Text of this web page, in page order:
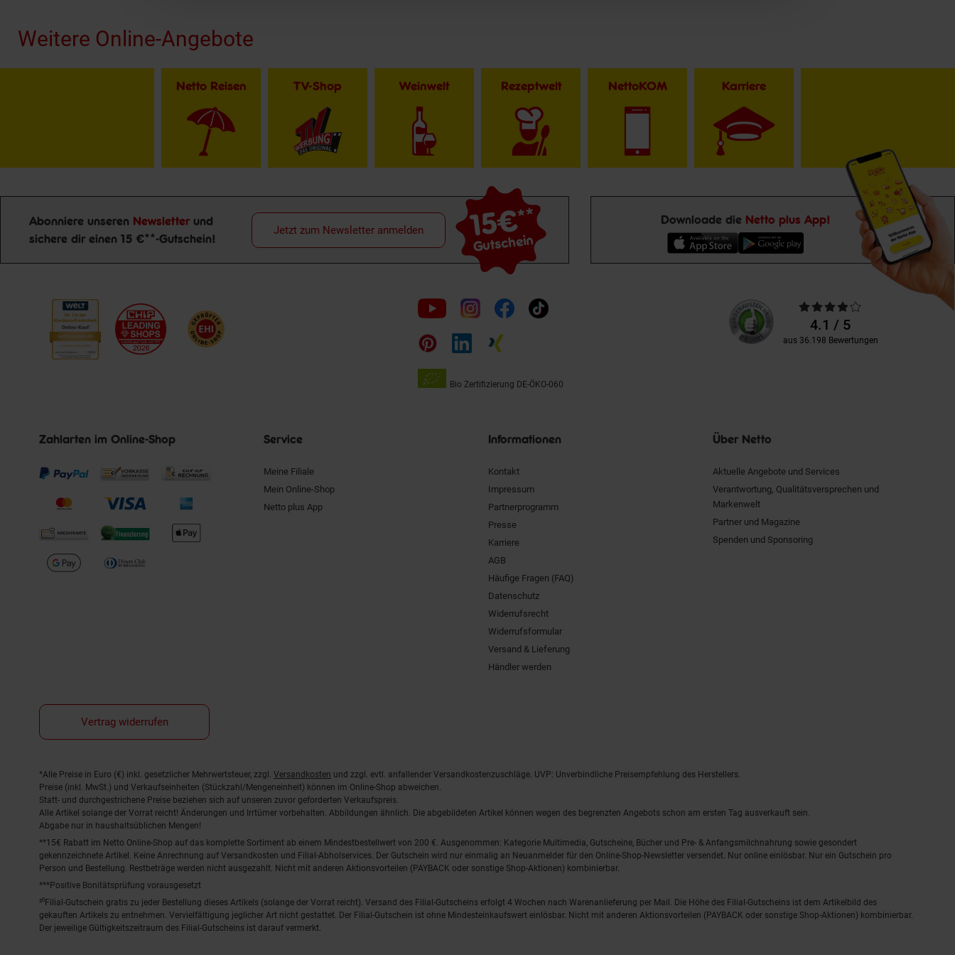
Weitere Online-Angebote
Netto Reisen TV-Shop Weinwelt Rezeptwelt NettoKOM Karriere
Newsletter Anmeldung
Abonniere unseren Newsletter und
sichere dir einen 15 €**-Gutschein!
15€**
Gutschein
Jetzt zum Newsletter anmelden
Downloade die Netto plus App!
Folge
uns
auf
Bio Zertifizierung DE-ÖKO-060
Unsere
Kundenbewertungen
Durchschnittliche
Bewertungen4.1 / 5
aus 36.198 Bewertungen
Zahlarten im Online-Shop Service
Meine Filiale
Mein Online-Shop
Netto plus App
Informationen
Kontakt
Impressum
Partnerprogramm
Presse
Karriere
AGB
Häufige Fragen (FAQ)
Datenschutz
Widerrufsrecht
Widerrufsformular
Versand & Lieferung
Händler werden
Über Netto
Aktuelle Angebote und Services
Verantwortung, Qualitätsversprechen und
Markenwelt
Partner und Magazine
Spenden und Sponsoring
Vertrag widerrufen
Fußnoten
*Alle Preise in Euro (€) inkl. gesetzlicher Mehrwertsteuer, zzgl. Versandkosten und zzgl. evtl. anfallender Versandkostenzuschläge. UVP: Unverbindliche Preisempfehlung des Herstellers.
Preise (inkl. MwSt.) und Verkaufseinheiten (Stückzahl/Mengeneinheit) können im Online-Shop abweichen.
Statt- und durchgestrichene Preise beziehen sich auf unseren zuvor geforderten Verkaufspreis.
Alle Artikel solange der Vorrat reicht! Änderungen und Irrtümer vorbehalten. Abbildungen ähnlich. Die abgebildeten Artikel können wegen des begrenzten Angebots schon am ersten Tag ausverkauft sein.
Abgabe nur in haushaltsüblichen Mengen!
**15€ Rabatt im Netto Online-Shop auf das komplette Sortiment ab einem Mindestbestellwert von 200 €. Ausgenommen: Kategorie Multimedia, Gutscheine, Bücher und Pre- & Anfangsmilchnahrung sowie gesondert
gekennzeichnete Artikel. Keine Anrechnung auf Versandkosten und Filial-Abholservices. Der Gutschein wird nur einmalig an Neuanmelder für den Online-Shop-Newsletter versendet. Nur online einlösbar. Nur ein Gutschein pro
Person und Bestellung. Restbeträge werden nicht ausgezahlt. Nicht mit anderen Aktionsvorteilen (PAYBACK oder sonstige Shop-Aktionen) kombinierbar.
***Positive Bonitätsprüfung vorausgesetzt
²⁰Filial-Gutschein gratis zu jeder Bestellung dieses Artikels (solange der Vorrat reicht). Versand des Filial-Gutscheins erfolgt 4 Wochen nach Warenanlieferung per Mail. Die Höhe des Filial-Gutscheins ist dem Artikelbild des
gekauften Artikels zu entnehmen. Vervielfältigung jeglicher Art nicht gestattet. Der Filial-Gutschein ist ohne Mindesteinkaufswert einlösbar. Nicht mit anderen Aktionsvorteilen (PAYBACK oder sonstige Shop-Aktionen) kombinierbar.
Der jeweilige Gültigkeitszeitraum des Filial-Gutscheins ist darauf vermerkt.